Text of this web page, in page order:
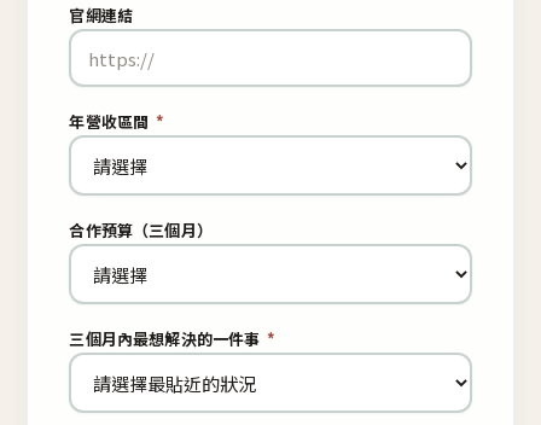
官網連結
年營收區間 *
合作預算（三個月）
三個月內最想解決的一件事 *